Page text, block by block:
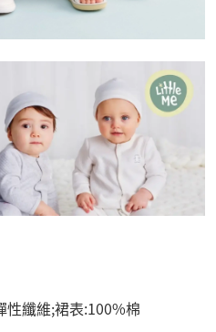
性纖維;裙表:100%棉